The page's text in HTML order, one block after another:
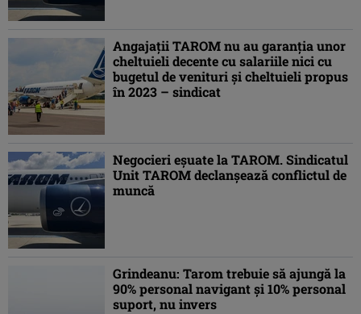
Angajaţii TAROM nu au garanţia unor
cheltuieli decente cu salariile nici cu
bugetul de venituri şi cheltuieli propus
în 2023 – sindicat
Negocieri eşuate la TAROM. Sindicatul
Unit TAROM declanşează conflictul de
muncă
Grindeanu: Tarom trebuie să ajungă la
90% personal navigant şi 10% personal
suport, nu invers